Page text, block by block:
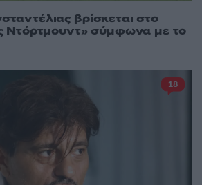
βρίσκεται στο
Ντόρτμουντ» σύμφωνα με το
18